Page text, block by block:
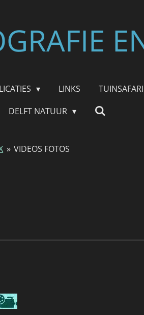
LINKS TUINSAFARI
DELFT NATUUR
» VIDEOS FOTOS